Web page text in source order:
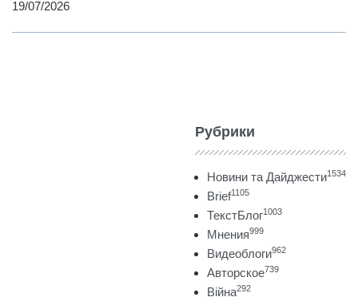
19/07/2026
Рубрики
Новини та Дайджести1534
Brief1105
ТекстБлог1003
Мнения999
Видеоблоги962
Авторское739
Війна292